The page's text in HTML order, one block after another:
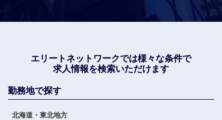
エリートネットワークでは様々な条件で
求人情報を検索いただけます
勤務地で探す
北海道・東北地方